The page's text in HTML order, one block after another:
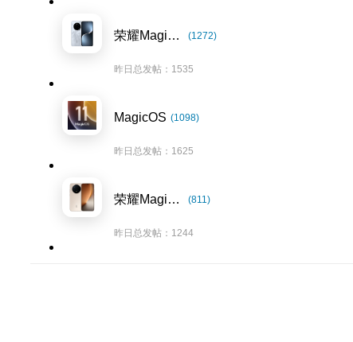
荣耀Magic7系列 (1272)
昨日总发帖：1535
MagicOS (1098)
昨日总发帖：1625
荣耀Magic8系列 (811)
昨日总发帖：1244